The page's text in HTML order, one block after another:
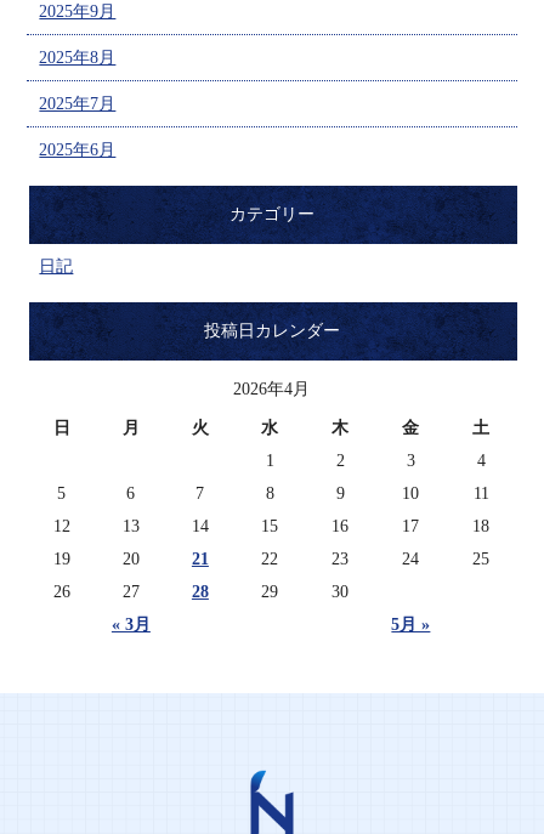
2025年9月
2025年8月
2025年7月
2025年6月
カテゴリー
日記
投稿日カレンダー
2026年4月
日 月 火 水 木 金 土
« 3月 5月 »
1 2 3
4
5
6 7 8 9 10
11
12
13 14 15 16 17
18
19
20 21 22 23 24
25
26
27 28 29 30